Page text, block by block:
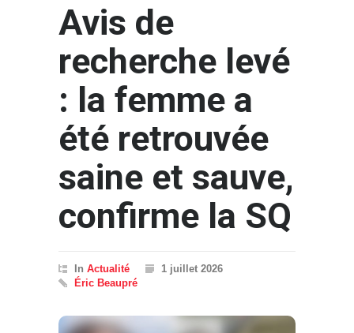
Avis de
recherche levé
: la femme a
été retrouvée
saine et sauve,
confirme la SQ
In Actualité
1 juillet 2026
Éric Beaupré